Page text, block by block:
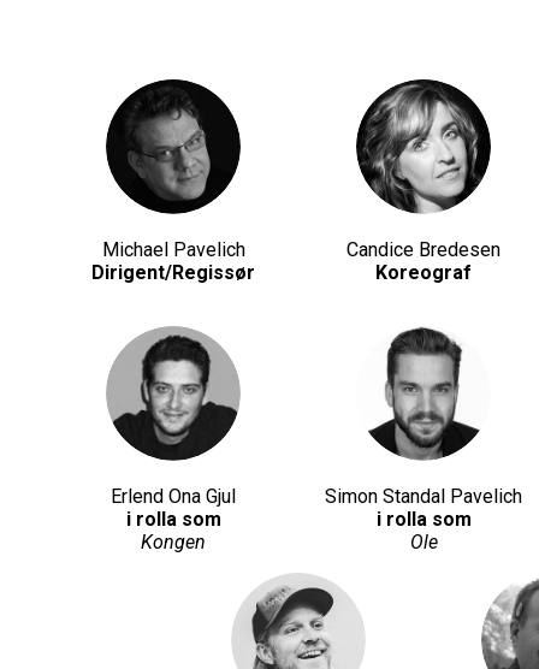
Michael Pavelich
Dirigent/Regissør
Candice Bredesen
Koreograf
Erlend Ona Gjul
i rolla som
Kongen
Simon Standal Pavelich
i rolla som
Ole